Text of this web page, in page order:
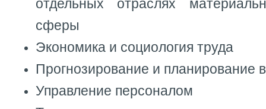
отдельных отраслях
сферы
Экономика и социология труда
Прогнозирование и планирование
Управление персоналом